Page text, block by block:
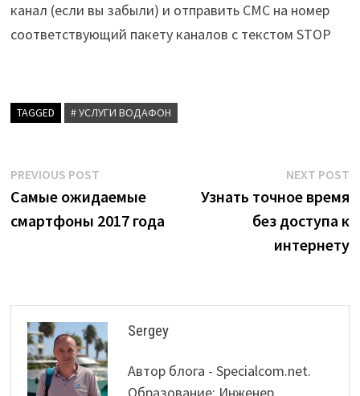
канал (если вы забыли) и отправить СМС на номер
соответствующий пакету каналов с текстом STOP
TAGGED # УСЛУГИ ВОДАФОН
Post
navigation
PREVIOUS POSTPrevious
post:
Самые ожидаемые
смартфоны 2017 года
NEXT POST
Узнать точное время
без доступа к
интернету
Sergey
Автор блога - Specialcom.net.